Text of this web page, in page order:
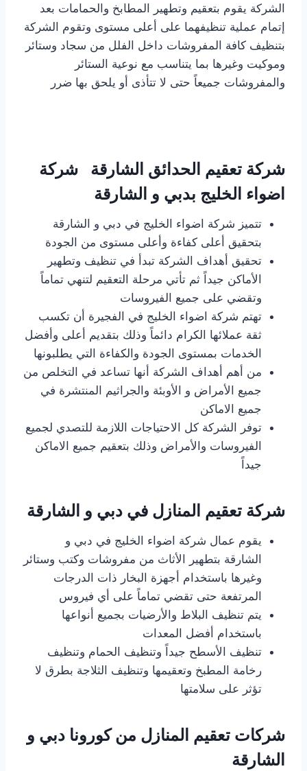
الشركة يقوم بتعقيم وتطهير المطابخ والحمامات بعد
إتمام عملية تنظيفهما على أعلى مستوى وتقوم الشركة
بتنظيف كافة المفروشات داخل الفلل من سجاد وستائر
وموكيت وغيرها بما يتناسب مع نوعية الستائر
والمفروشات جميعاً حتى لا تتأذى أو يلحق بها ضرر
شركة تعقيم الحدائق الشارقة شركة
اضواء الخليج بدبي و الشارقة
تتميز شركة اضواء الخليج في دبي و الشارقة
بتحقيق أعلى كفاءة وأعلى مستوى من الجودة
تحقيق أهداف الشركة تبدأ في تنظيف وتطهير
الأماكن جيداً ثم تأتي مرحلة التعقيم لتنهي تماماً
وتقضي على جميع الفيروسات
تهتم شركة اضواء الخليج في الفجيرة أن تكسب
ثقة عملائها الكرام دائماً وذلك بتقديم أعلى وأفضل
الخدمات بمستوى الجودة والكفاءة التي يطلبونها
من أهم أهداف الشركة أنها تساعد في التخلص من
جميع الأمراض و الأوبئة والجراثيم المنتشرة في
جميع الاماكن
توفر الشركة كل الاحتياجات اللازمة للتصدي لجميع
الفيروسات والأمراض وذلك بتعقيم جميع الاماكن
جيداً
شركة تعقيم المنازل في دبي و الشارقة
يقوم عمال شركة اضواء الخليج في دبي و
الشارقة بتطهير الأثاث من مفروشات وكتب وستائر
وغيرها باستخدام أجهزة البخار ذات الدرجات
المرتفعة حتى تقضي تماماً على أي فيروس
يتم تنظيف البلاط والأرضيات بجميع أنواعها
باستخدام أفضل المعدات
تنظيف الأسطح جيداً وتنظيف الحمام وتنظيف
رخامة المطبخ وتعقيمها وتنظيف الثلاجة بطرق لا
تؤثر على سلامتها
شركات تعقيم المنازل من كورونا دبي و
الشارقة